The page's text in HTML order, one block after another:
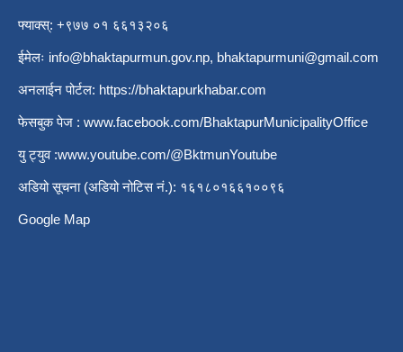
फ्याक्स्: +९७७ ०१ ६६१३२०६
ईमेलः info@bhaktapurmun.gov.np, bhaktapurmuni@gmail.com
अनलाईन पोर्टल: https://bhaktapurkhabar.com
फेसबुक पेज : www.facebook.com/BhaktapurMunicipalityOffice
यु ट्युव :www.youtube.com/@BktmunYoutube
अडियो सूचना (अडियो नोटिस नं.): १६१८०१६६१००९६
Google Map